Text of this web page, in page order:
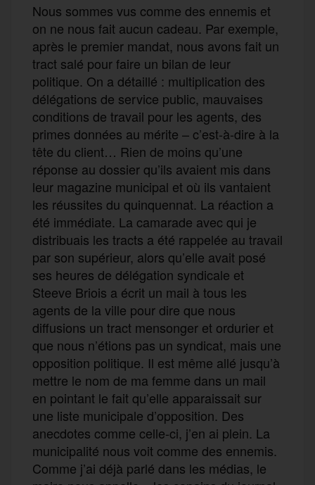
Nous sommes vus comme des ennemis et
on ne nous fait aucun cadeau. Par exemple,
après le premier mandat, nous avons fait un
tract salé pour faire un bilan de leur
politique. On a détaillé : multiplication des
délégations de service public, mauvaises
conditions de travail pour les agents, des
primes données au mérite – c’est-à-dire à la
tête du client… Rien de moins qu’une
réponse au dossier qu’ils avaient mis dans
leur magazine municipal et où ils vantaient
les réussites du quinquennat. La réaction a
été immédiate. La camarade avec qui je
distribuais les tracts a été rappelée au travail
par son supérieur, alors qu’elle avait posé
ses heures de délégation syndicale et
Steeve Briois a écrit un mail à tous les
agents de la ville pour dire que nous
diffusions un tract mensonger et ordurier et
que nous n’étions pas un syndicat, mais une
opposition politique. Il est même allé jusqu’à
mettre le nom de ma femme dans un mail
en pointant le fait qu’elle apparaissait sur
une liste municipale d’opposition. Des
anecdotes comme celle-ci, j’en ai plein. La
municipalité nous voit comme des ennemis.
Comme j’ai déjà parlé dans les médias, le